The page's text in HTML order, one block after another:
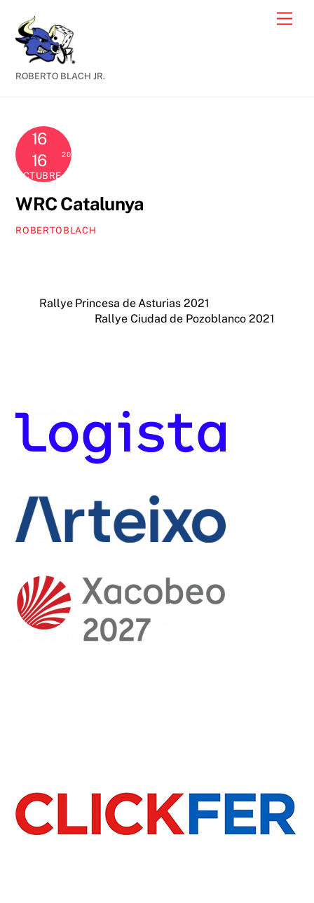
content
ROBERTO BLACH JR.
16
16
OCTUBRE
2021
WRC Catalunya
ROBERTOBLACH
Rallye Princesa de Asturias 2021
Rallye Ciudad de Pozoblanco 2021